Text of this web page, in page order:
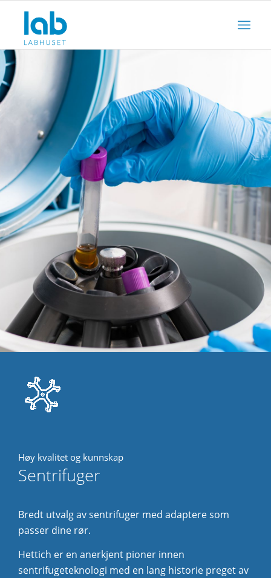
Høy kvalitet og kunnskap
Sentrifuger
Bredt utvalg av sentrifuger med adaptere som
passer dine rør.
Hettich er en anerkjent pioner innen
sentrifugeteknologi med en lang historie preget av